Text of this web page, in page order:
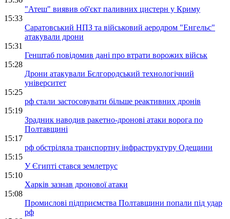
"Атеш" виявив об'єкт паливних цистерн у Криму
15:33
Саратовський НПЗ та військовий аеродром "Енгельс"
атакували дрони
15:31
Генштаб повідомив дані про втрати ворожих військ
15:28
Дрони атакували Бєлгородський технологічний
університет
15:25
рф стали застосовувати більше реактивних дронів
15:19
Зрадник наводив ракетно-дронові атаки ворога по
Полтавщині
15:17
рф обстріляла транспортну інфраструктуру Одещини
15:15
У Єгипті стався землетрус
15:10
Харків зазнав дронової атаки
15:08
Промислові підприємства Полтавщини попали під удар
рф